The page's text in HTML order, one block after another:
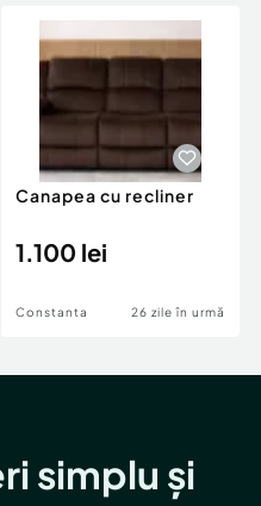
Canapea cu recliner
1.100 lei
Constanta 26 zile în urmă
simplu și